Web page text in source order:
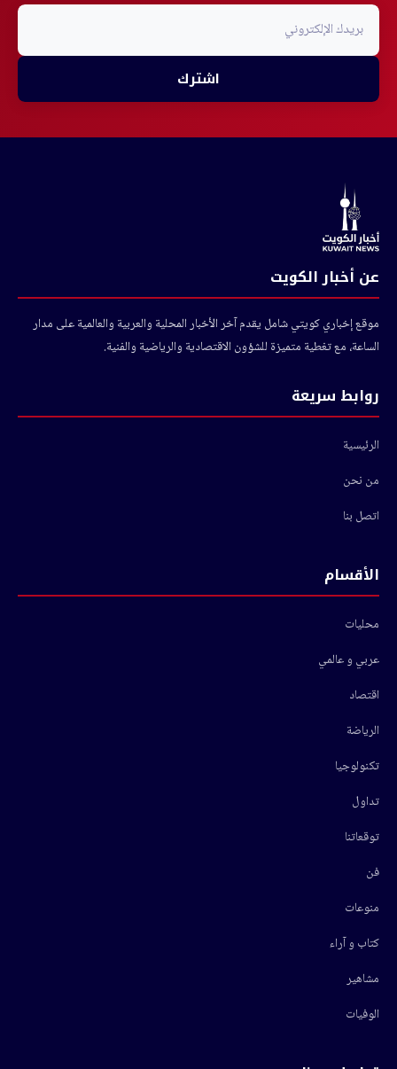
اشترك
عن أخبار الكويت
موقع إخباري كويتي شامل يقدم آخر الأخبار المحلية والعربية والعالمية على مدار
الساعة، مع تغطية متميزة للشؤون الاقتصادية والرياضية والفنية.
روابط سريعة
الرئيسية
من نحن
اتصل بنا
الأقسام
محليات
عربي و عالمي
اقتصاد
الرياضة
تكنولوجيا
تداول
توقعاتنا
فن
منوعات
كتاب و آراء
مشاهير
الوفيات